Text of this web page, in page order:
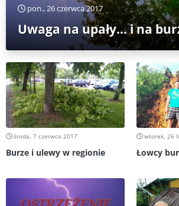
pon., 26 czerwca 2017
Uwaga na upały... i na
środa, 7 czerwca 2017
Burze i ulewy w regionie
wtorek, 26
Łowcy